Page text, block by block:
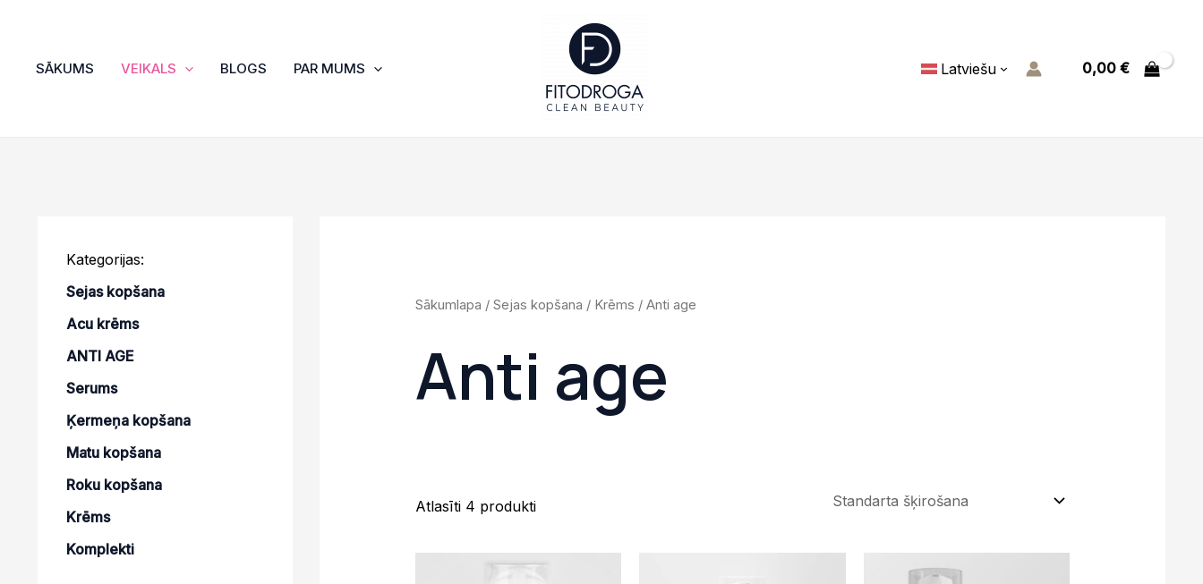
contentSĀKUMS VEIKALS BLOGS PAR MUMS Latviešu 0,00 €
Kategorijas:
Sejas kopšana
Acu krēms
ANTI AGE
Serums
Ķermeņa kopšana
Matu kopšana
Roku kopšana
Krēms
Komplekti
Sākumlapa / Sejas kopšana / Krēms / Anti age
Anti age
Atlasīti 4 produkti
price